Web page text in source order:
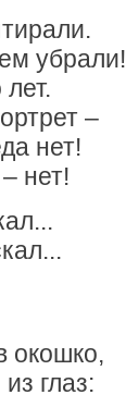
убрали!
–
нет!
нет!
окошко,
глаз: